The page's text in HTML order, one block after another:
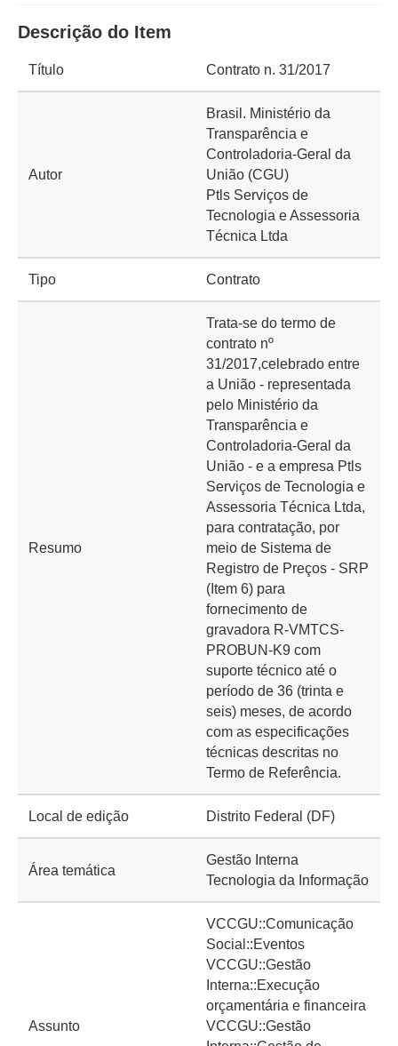
Descrição do Item
Título Contrato n. 31/2017
Autor
Brasil. Ministério da
Transparência e
Controladoria-Geral da
União (CGU)
Ptls Serviços de
Tecnologia e Assessoria
Técnica Ltda
Tipo Contrato
Resumo
Trata-se do termo de
contrato nº
31/2017,celebrado entre
a União - representada
pelo Ministério da
Transparência e
Controladoria-Geral da
União - e a empresa Ptls
Serviços de Tecnologia e
Assessoria Técnica Ltda,
para contratação, por
meio de Sistema de
Registro de Preços - SRP
(Item 6) para
fornecimento de
gravadora R-VMTCS-
PROBUN-K9 com
suporte técnico até o
período de 36 (trinta e
seis) meses, de acordo
com as especificações
técnicas descritas no
Termo de Referência.
Local de edição Distrito Federal (DF)
Área temática
Gestão Interna
Tecnologia da Informação
Assunto
VCCGU::Comunicação
Social::Eventos
VCCGU::Gestão
Interna::Execução
orçamentária e financeira
VCCGU::Gestão